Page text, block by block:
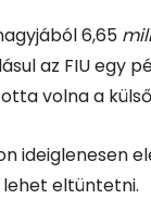
6,65
az FIU egy
volna a
ideiglenesen
eltüntetni.